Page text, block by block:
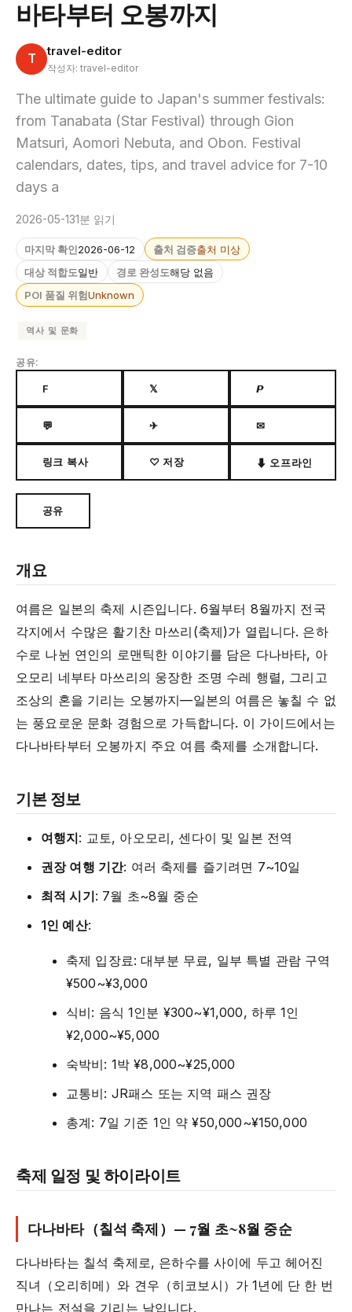
바타부터 오봉까지
T travel-editor
작성자: travel-editor
The ultimate guide to Japan's summer festivals:
from Tanabata (Star Festival) through Gion
Matsuri, Aomori Nebuta, and Obon. Festival
calendars, dates, tips, and travel advice for 7-10
days a
2026-05-131분 읽기
마지막 확인2026-06-12 출처 검증출처 미상
대상 적합도일반 경로 완성도해당 없음
POI 품질 위험Unknown
역사 및 문화
공유:
F 𝕏 𝙋
💬 ✈ ✉
링크 복사 ♡ 저장 ⬇ 오프라인
공유
개요
여름은 일본의 축제 시즌입니다. 6월부터 8월까지 전국
각지에서 수많은 활기찬 마쓰리(축제)가 열립니다. 은하
수로 나뉜 연인의 로맨틱한 이야기를 담은 다나바타, 아
오모리 네부타 마쓰리의 웅장한 조명 수레 행렬, 그리고
조상의 혼을 기리는 오봉까지—일본의 여름은 놓칠 수 없
는 풍요로운 문화 경험으로 가득합니다. 이 가이드에서는
다나바타부터 오봉까지 주요 여름 축제를 소개합니다.
기본 정보
여행지: 교토, 아오모리, 센다이 및 일본 전역
권장 여행 기간: 여러 축제를 즐기려면 7~10일
최적 시기: 7월 초~8월 중순
1인 예산:
축제 입장료: 대부분 무료, 일부 특별 관람 구역
¥500~¥3,000
식비: 음식 1인분 ¥300~¥1,000, 하루 1인
¥2,000~¥5,000
숙박비: 1박 ¥8,000~¥25,000
교통비: JR패스 또는 지역 패스 권장
총계: 7일 기준 1인 약 ¥50,000~¥150,000
축제 일정 및 하이라이트
다나바타（칠석 축제）— 7월 초~8월 중순
다나바타는 칠석 축제로, 은하수를 사이에 두고 헤어진
직녀（오리히메）와 견우（히코보시）가 1년에 단 한 번
만나는 전설을 기리는 날입니다.